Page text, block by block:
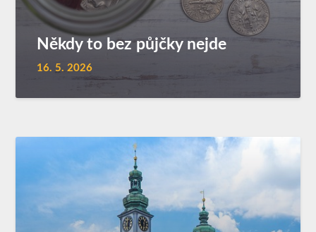
Někdy to bez půjčky nejde
16. 5. 2026